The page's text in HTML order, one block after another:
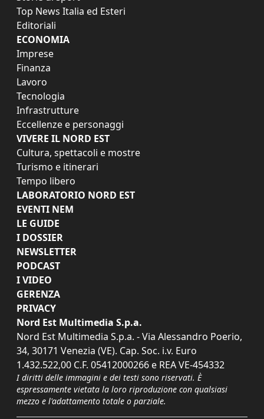
Top News Italia ed Esteri
Editoriali
ECONOMIA
Imprese
Finanza
Lavoro
Tecnologia
Infrastrutture
Eccellenze e personaggi
VIVERE IL NORD EST
Cultura, spettacoli e mostre
Turismo e itinerari
Tempo libero
LABORATORIO NORD EST
EVENTI NEM
LE GUIDE
I DOSSIER
NEWSLETTER
PODCAST
I VIDEO
GERENZA
PRIVACY
Nord Est Multimedia S.p.a.
Nord Est Multimedia S.p.a. - Via Alessandro Poerio,
34, 30171 Venezia (VE). Cap. Soc. i.v. Euro
1.432.522,00 C.F. 05412000266 e REA VE-454332
I diritti delle immagini e dei testi sono riservati. È
espressamente vietata la loro riproduzione con qualsiasi
mezzo e l'adattamento totale o parziale.